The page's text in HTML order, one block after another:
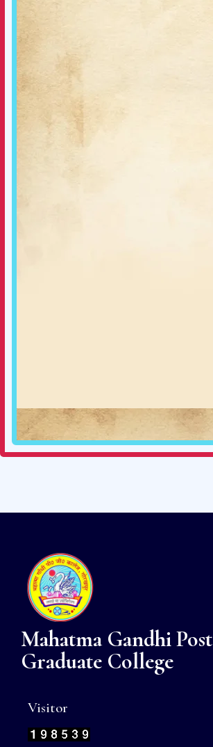
Mahatma Gandhi Post
Graduate College
Visitor